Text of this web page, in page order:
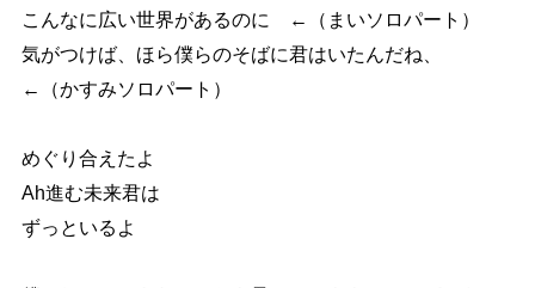
こんなに広い世界があるのに ←（まいソロパート）
気がつけば、ほら僕らのそばに君はいたんだね、
←（かすみソロパート）
めぐり合えたよ
Ah進む未来君は
ずっといるよ